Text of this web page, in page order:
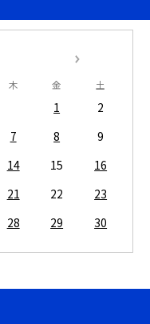
木 金 土
1
2
7 8
9
14 15
16
21 22
23
28 29 30